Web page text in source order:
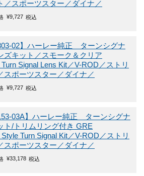
／スポーツスター／ダイナ／
¥9,727 税込
02】ハーレー純正 ターンシグナ
ズキット／スモーク＆クリア
Turn Signal Lens Kit／V-ROD／ストリ
スポーツスター／ダイナ／
¥9,727 税込
03A】ハーレー純正 ターンシグナ
ト/トリムリング付き GRE
Style Turn Signal Kit／V-ROD／ストリ
スポーツスター／ダイナ／
¥33,178 税込